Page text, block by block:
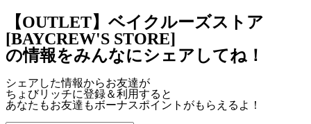
【OUTLET】ベイクルーズストア
[BAYCREW'S STORE]
の情報をみんなにシェアしてね！
シェアした情報からお友達が
ちょびリッチに登録＆利用すると
あなたもお友達もボーナスポイント がもらえるよ！